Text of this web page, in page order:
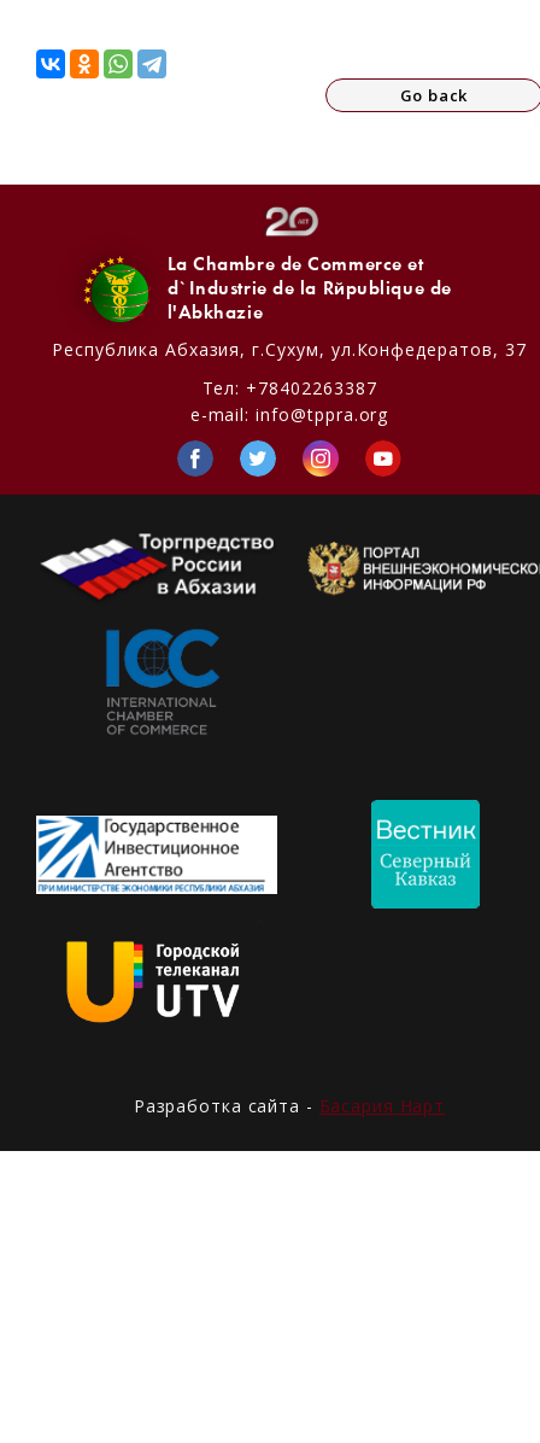
Go back
La Chambre de Commerce et
d`Industrie de la République de
l'Abkhazie
Республика Абхазия, г.Сухум, ул.Конфедератов, 37
Тел: +78402263387
e-mail:info@tppra.org
Разработка сайта - Басария Нарт